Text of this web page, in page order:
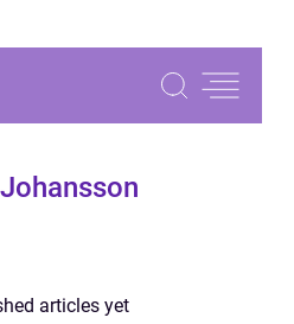
articles yet